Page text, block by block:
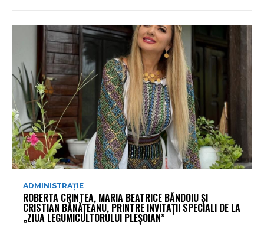
ADMINISTRAȚIE
ROBERTA CRINTEA, MARIA BEATRICE BĂNDOIU ȘI
CRISTIAN BĂNĂȚEANU, PRINTRE INVITAȚII SPECIALI DE LA
„ZIUA LEGUMICULTORULUI PLEȘOIAN”